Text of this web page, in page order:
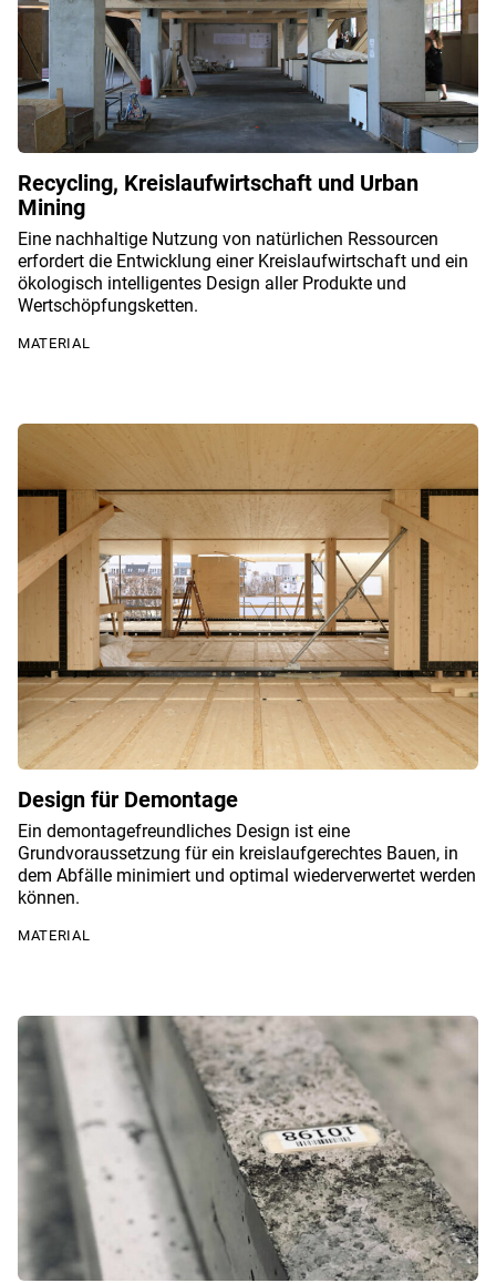
Recycling, Kreislaufwirtschaft und Urban
Mining
Eine nachhaltige Nutzung von natürlichen Ressourcen
erfordert die Entwicklung einer Kreislaufwirtschaft und ein
ökologisch intelligentes Design aller Produkte und
Wertschöpfungsketten.
MATERIAL
Design für Demontage
Ein demontagefreundliches Design ist eine
Grundvoraussetzung für ein kreislaufgerechtes Bauen, in
dem Abfälle minimiert und optimal wiederverwertet werden
können.
MATERIAL